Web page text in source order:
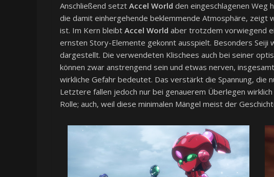
Anschließend setzt Accel World den eingeschlagenen Weg
die damit einhergehende beklemmende Atmosphäre, zeigt
ist. Im Kern bleibt Accel World aber trotzdem vorwiegend
ernsten Story-Elemente gekonnt ausspielt. Besonders Seiji
dargestellt. Die verwendeten Klischees auch bei seiner
können zwar anstrengend sein und etwas nerven,
wirkliche Gefahr bedeutet. Das verstärkt die Spannung, die
Letztere fallen jedoch nur bei genauerem Überlegen
Rolle; auch, weil diese minimalen Mängel meist der